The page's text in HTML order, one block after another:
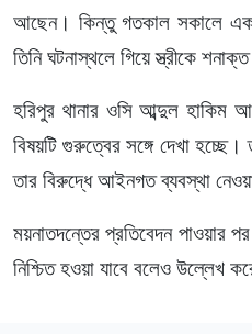
আছেন। কিন্তু গতকাল সকালে এক
তিনি ঘটনাস্থলে গিয়ে স্ত্রীকে
হরিপুর থানার ওসি আব্দুল হাকিম
বিষয়টি গুরুত্বের সঙ্গে দেখা
তার বিরুদ্ধে আইনগত ব্যবস্থা
ময়নাতদন্তের প্রতিবেদন পাওয়ার
নিশ্চিত হওয়া যাবে বলেও উল্লেখ